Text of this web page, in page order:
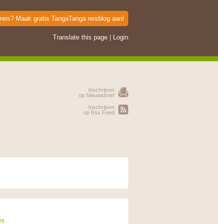
Maak gratis TangaTanga reisblog aan!
Translate this page Login
Inschrijven
op Nieuwsbrief
Inschrijven
op Rss Feed